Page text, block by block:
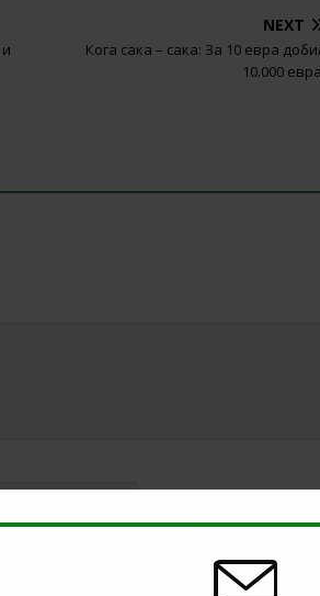
NEXT
Кога сака – сака: За 10 евра
10.000